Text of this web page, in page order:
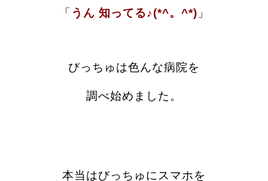
「 うん 知ってる♪(*^。^*) 」
びっちゅは色んな病院を
調べ始めました。
本当はびっちゅにスマホを